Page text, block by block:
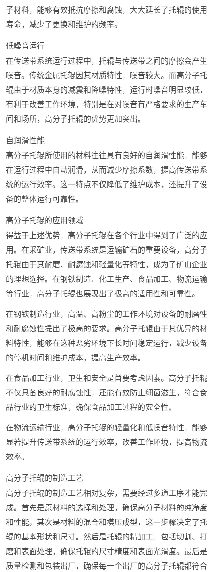
子材料，能够有效抵抗摩擦和腐蚀，大大延长了托辊的使用
寿命，减少了更换和维护的频率。
低噪音运行
在传送带系统运行过程中，托辊与传送带之间的摩擦会产生
噪音。传统金属托辊因其材质特性，噪音较大。而高分子托
辊由于材质本身的减震和降噪特性，运行时噪音明显较低，
有利于改善工作环境，特别是在对噪音有严格要求的生产车
间和场所，高分子托辊的优势更加突出。
自润滑性能
高分子托辊所使用的材料往往具有良好的自润滑性能，能够
在运行过程中自动润滑，从而减少摩擦系数，提高传送带系
统的运行效率。这一特点不仅降低了维护成本，还提升了设
备的整体运行可靠性。
高分子托辊的应用领域
得益于上述优势，高分子托辊在各个行业中得到了广泛的应
用。在采矿业，传送带系统是运输矿石的重要设备，高分子
托辊由于其耐磨、耐腐蚀和轻量化等特性，成为了矿山企业
的理想选择。在钢铁制造、化工生产、食品加工、物流运输
等行业，高分子托辊也展现出了极高的适用性和可靠性。
在钢铁制造行业，高温、高粉尘的工作环境对设备的耐磨性
和耐腐蚀性提出了极高的要求。高分子托辊由于其优异的材
料特性，能够在这种恶劣环境下长时间稳定运行，减少设备
的停机时间和维护成本，提高生产效率。
在食品加工行业，卫生和安全是首要考虑因素。高分子托辊
不仅具备良好的耐腐蚀性，还能有效防止细菌滋生，符合食
品行业的卫生标准，确保食品加工过程的安全性。
在物流运输行业，高分子托辊的轻量化和低噪音特性，能够
显著提升传送带系统的运行效率，改善工作环境，提高物流
效率。
高分子托辊的制造工艺
高分子托辊的制造工艺相对复杂，需要经过多道工序才能完
成。首先是原材料的选择和处理，确保高分子材料的纯净度
和性能。其次是材料的混合和模压成型，这一步骤决定了托
辊的基本形状和尺寸。然后是托辊的精加工，包括切割、打
磨和表面处理，确保托辊的尺寸精度和表面光滑度。最后是
质量检测和包装出厂，确保每一个出厂的高分子托辊都符合